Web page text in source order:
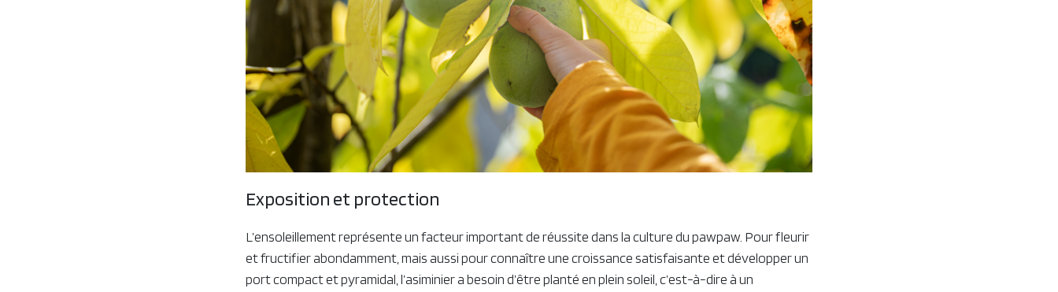
Exposition et protection
L’ensoleillement représente un facteur important de réussite dans la culture du pawpaw. Pour fleurir
et fructifier abondamment, mais aussi pour connaître une croissance satisfaisante et développer un
port compact et pyramidal, l’asiminier a besoin d’être planté en plein soleil, c’est-à-dire à un